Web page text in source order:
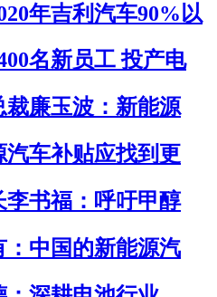
年吉利汽车90%以
名新员工 投产电
裁廉玉波：新能源
汽车补贴应找到更
李书福：呼吁甲醇
：中国的新能源汽